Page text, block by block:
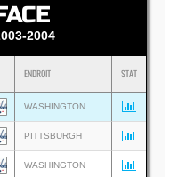
2004
ENDROIT STAT
WASHINGTON
PITTSBURGH
WASHINGTON